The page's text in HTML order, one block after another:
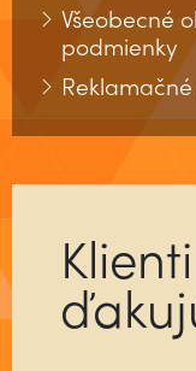
Všeobecné
podmienky